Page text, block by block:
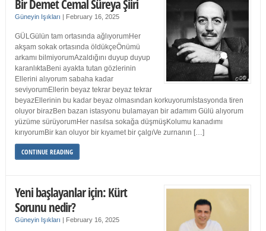
Bir Demet Cemal Süreya Şiiri
Güneyin Işıkları | February 16, 2025
GÜLGülün tam ortasında ağlıyorumHer
akşam sokak ortasında öldükçeÖnümü
arkamı bilmiyorumAzaldığını duyup duyup
karanlıktaBeni ayakta tutan gözlerinin
Ellerini alıyorum sabaha kadar
seviyorumEllerin beyaz tekrar beyaz tekrar
beyazEllerinin bu kadar beyaz olmasından korkuyorumİstasyonda tiren
oluyor birazBen bazan istasyonu bulamayan bir adamım Gülü alıyorum
yüzüme sürüyorumHer nasılsa sokağa düşmüşKolumu kanadımı
kırıyorumBir kan oluyor bir kıyamet bir çalgıVe zurnanın […]
CONTINUE READING
Yeni başlayanlar için: Kürt
Sorunu nedir?
Güneyin Işıkları | February 16, 2025